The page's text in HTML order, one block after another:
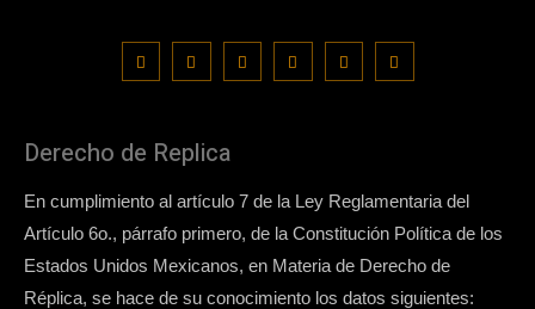
Derecho de Replica
En cumplimiento al artículo 7 de la Ley Reglamentaria del
Artículo 6o., párrafo primero, de la Constitución Política de los
Estados Unidos Mexicanos, en Materia de Derecho de
Réplica, se hace de su conocimiento los datos siguientes: